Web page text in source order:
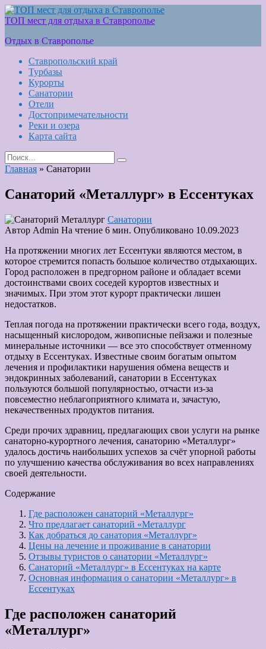
Skip
to
ТОП мест для отдыха в Ставрополье
Отдых в Ставрополье
Ставропольский край
Турбазы
Курорты
Санатории
Отели
Достопримечательности
Реки и озера
Карта сайта
Search
for:
Главная » Санатории
Санаторий «Металлург» в Ессентуках
Санатории
Автор Admin На чтение 6 мин. Опубликовано 10.09.2023
На протяжении многих лет Ессентуки являются местом, в
которое стремится попасть большое количество отдыхающих.
Город расположен в предгорном районе и обладает всеми
достоинствами своих соседей курортов известных и
значимых. При этом этот курорт практически лишен
недостатков.
Теплая погода на протяжении практически всего года, воздух,
насыщенный кислородом, живописные пейзажи и полезные
минеральные источники — все это способствует отменному
отдыху в Ессентуках. Известные своим богатым опытом
лечения и профилактики нарушения обмена веществ и
эндокринных заболеваний, санатории в Ессентуках
пользуются большой популярностью, отчасти из-за
повсеместно неблагоприятного климата и, зачастую,
некачественных продуктов питания.
Среди прочих здравниц, предлагающих свои услуги на рынке
санаторно-курортного лечения, санаторию «Металлург»
удалось достичь наибольших успехов за счёт упорной работы
по улучшению качества обслуживания во всех направлениях
своей деятельности.
Содержание
Где расположен санаторий «Металлург»
Что предлагает санаторий «Металлург
Как добраться до санатория «Металлург»
Цены на лечение и проживание в санатории
Отзывы туристов о санатории «Металлург»
Санаторий «Металлург» в Ессентуках на карте
Основная информация о санатории «Металлург» в
Ессентуках
Где расположен санаторий
«Металлург»